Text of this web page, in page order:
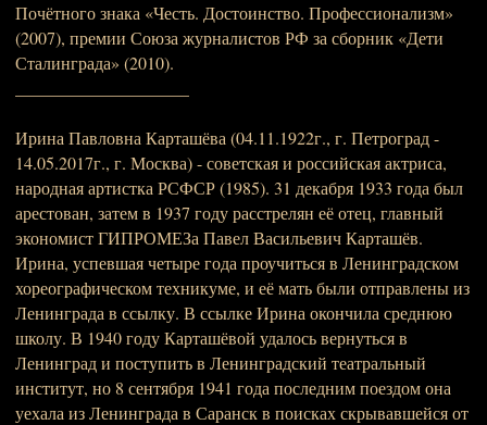
Почётного знака «Честь. Достоинство. Профессионализм»
(2007), премии Союза журналистов РФ за сборник «Дети
Сталинграда» (2010).
Ирина Павловна Карташёва (04.11.1922г., г. Петроград -
14.05.2017г., г. Москва) - советская и российская актриса,
народная артистка РСФСР (1985). 31 декабря 1933 года был
арестован, затем в 1937 году расстрелян её отец, главный
экономист ГИПРОМЕЗа Павел Васильевич Карташёв.
Ирина, успевшая четыре года проучиться в Ленинградском
хореографическом техникуме, и её мать были отправлены из
Ленинграда в ссылку. В ссылке Ирина окончила среднюю
школу. В 1940 году Карташёвой удалось вернуться в
Ленинград и поступить в Ленинградский театральный
институт, но 8 сентября 1941 года последним поездом она
уехала из Ленинграда в Саранск в поисках скрывавшейся от